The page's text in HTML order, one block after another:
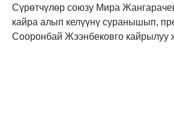
Сүрөтчүлөр союзу Мира
кайра алып келүүнү суранышып,
Сооронбай Жээнбековго кайрылуу